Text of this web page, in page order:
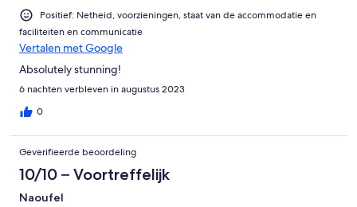
Positief: Netheid, voorzieningen, staat van de accommodatie en
faciliteiten en communicatie
Vertalen met Google
Absolutely stunning!
6 nachten verbleven in augustus 2023
0
Geverifieerde beoordeling
10/10 – Voortreffelijk
Naoufel